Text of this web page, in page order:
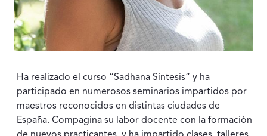
Ha realizado el curso “Sadhana Síntesis” y ha
participado en numerosos seminarios impartidos por
maestros reconocidos en distintas ciudades de
España. Compagina su labor docente con la formación